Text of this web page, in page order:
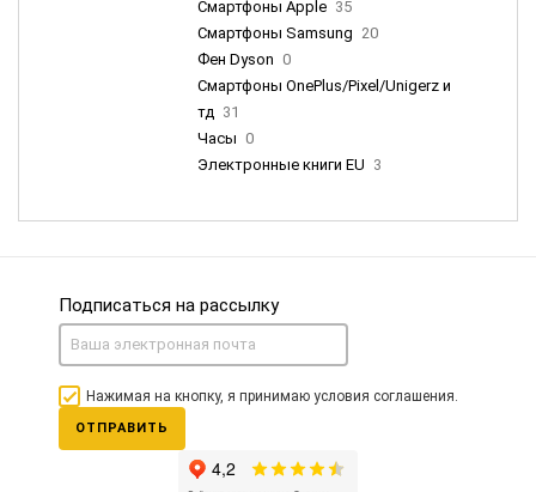
Смартфоны Apple 35
Смартфоны Samsung 20
Фен Dyson 0
Смартфоны OnePlus/Pixel/Unigerz и
тд 31
Часы 0
Электронные книги EU 3
Подписаться на рассылку
Нажимая на кнопку, я принимаю условия соглашения.
ОТПРАВИТЬ